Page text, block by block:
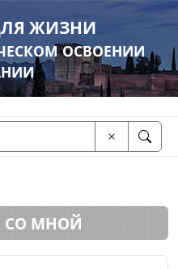
ЖИЗНИ
ОСВОЕНИИ
СО МНОЙ